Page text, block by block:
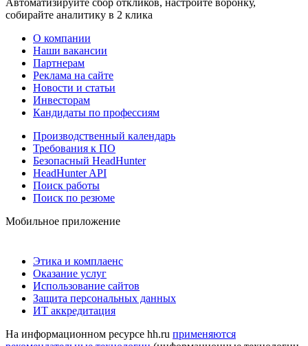
Автоматизируйте сбор откликов, настройте воронку,
собирайте аналитику в 2 клика
О компании
Наши вакансии
Партнерам
Реклама на сайте
Новости и статьи
Инвесторам
Кандидаты по профессиям
Производственный календарь
Требования к ПО
Безопасный HeadHunter
HeadHunter API
Поиск работы
Поиск по резюме
Мобильное приложение
Этика и комплаенс
Оказание услуг
Использование сайтов
Защита персональных данных
ИТ аккредитация
На информационном ресурсе hh.ru применяются